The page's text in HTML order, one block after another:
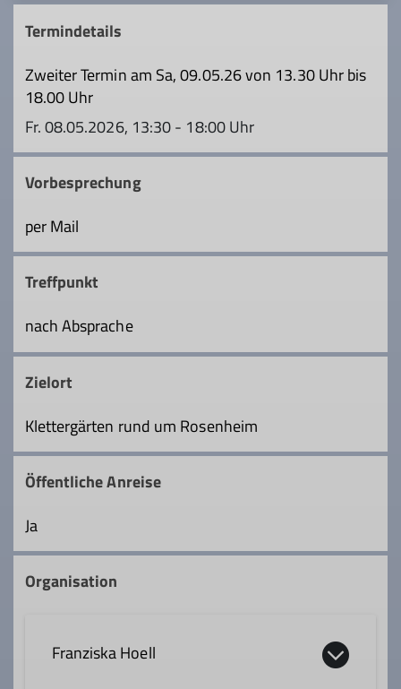
Termindetails
Zweiter Termin am Sa, 09.05.26 von 13.30 Uhr bis
18.00 Uhr
Fr. 08.05.2026, 13:30 - 18:00 Uhr
Vorbesprechung
per Mail
Treffpunkt
nach Absprache
Zielort
Klettergärten rund um Rosenheim
Öffentliche Anreise
Ja
Organisation
Franziska Hoell